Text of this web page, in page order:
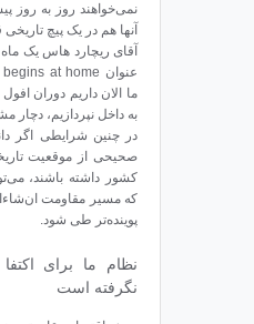
نمی‌خواهند روز به روز
آنها هم در یک پیچ تاریخی
آقای ریچارد هاس یک
ما الان داریم دوران
به داخل نپردازیم، دچار
در چنین شرایطی اگر
صحیحی از موقعیت
کشور داشته باشند،
که مسیر مقاومت
پوینده‌تر طی شود.
نظام ما برای
نگرفته است